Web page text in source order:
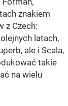
znakiem
z Czech:
latach,
ale i Scala,
takie
na wielu